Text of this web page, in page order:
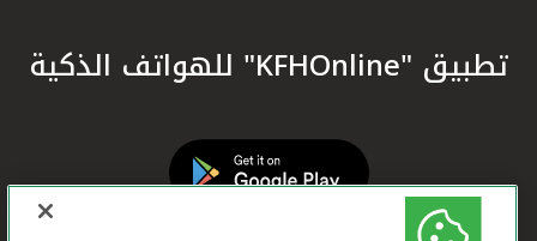
تطبيق "KFHOnline" للهواتف الذكية